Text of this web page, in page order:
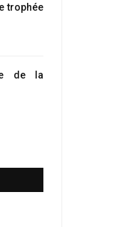
trophée
de la